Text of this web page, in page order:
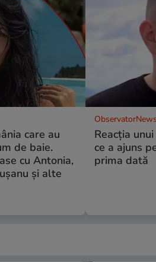
care au
de baie.
cu Antonia,
și alte
Reacția
ce a ajuns
prima dată